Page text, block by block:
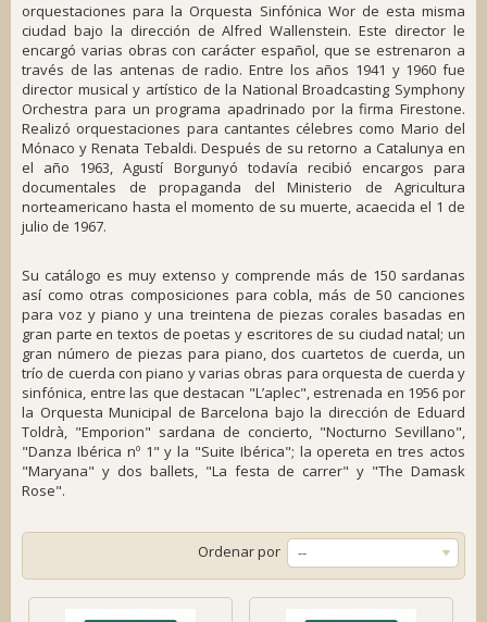
orquestaciones para la Orquesta Sinfónica Wor de esta misma
ciudad bajo la dirección de Alfred Wallenstein. Este director le
encargó varias obras con carácter español, que se estrenaron a
través de las antenas de radio. Entre los años 1941 y 1960 fue
director musical y artístico de la National Broadcasting Symphony
Orchestra para un programa apadrinado por la firma Firestone.
Realizó orquestaciones para cantantes célebres como Mario del
Mónaco y Renata Tebaldi. Después de su retorno a Catalunya en
el año 1963, Agustí Borgunyó todavía recibió encargos para
documentales de propaganda del Ministerio de Agricultura
norteamericano hasta el momento de su muerte, acaecida el 1 de
julio de 1967.
Su catálogo es muy extenso y comprende más de 150 sardanas
así como otras composiciones para cobla, más de 50 canciones
para voz y piano y una treintena de piezas corales basadas en
gran parte en textos de poetas y escritores de su ciudad natal; un
gran número de piezas para piano, dos cuartetos de cuerda, un
trío de cuerda con piano y varias obras para orquesta de cuerda y
sinfónica, entre las que destacan "L’aplec", estrenada en 1956 por
la Orquesta Municipal de Barcelona bajo la dirección de Eduard
Toldrà, "Emporion" sardana de concierto, "Nocturno Sevillano",
"Danza Ibérica nº 1" y la "Suite Ibérica"; la opereta en tres actos
"Maryana" y dos ballets, "La festa de carrer" y "The Damask
Rose".
Ordenar por --